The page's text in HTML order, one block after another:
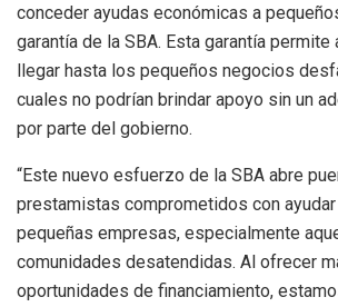
conceder ayudas económicas a
garantía de la SBA. Esta garantía
llegar hasta los pequeños negocios
cuales no podrían brindar apoyo sin un
por parte del gobierno.
“Este nuevo esfuerzo de la SBA abre
prestamistas comprometidos con
pequeñas empresas, especialmente
comunidades desatendidas. Al ofrecer
oportunidades de financiamiento,